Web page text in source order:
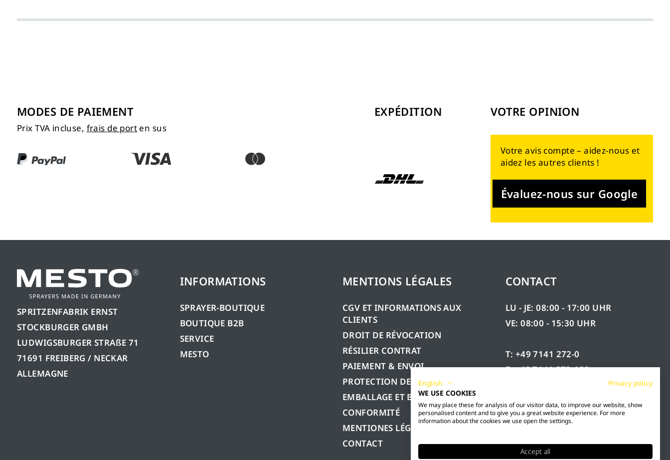
MODES DE PAIEMENT
Prix TVA incluse, frais de port en sus
EXPÉDITION VOTRE OPINION
Votre avis compte – aidez-nous et
aidez les autres clients !
Évaluez-nous sur Google
SPRITZENFABRIK ERNST
STOCKBURGER GMBH
LUDWIGSBURGER STRAßE 71
71691 FREIBERG / NECKAR
ALLEMAGNE
INFORMATIONS
SPRAYER-BOUTIQUE
BOUTIQUE B2B
SERVICE
MESTO
MENTIONS LÉGALES
CGV ET INFORMATIONS AUX
CLIENTS
DROIT DE RÉVOCATION
RÉSILIER CONTRAT
PAIEMENT & ENVOI
PROTECTION DES DONNÉES
EMBALLAGE ET BATTERIE
CONFORMITÉ
MENTIONES LÉGALES
CONTACT
CONTACT
LU - JE: 08:00 - 17:00 UHR
VE: 08:00 - 15:30 UHR
T: +49 7141 272-0
F: +49 7141 272-100
English
Privacy policy
WE USE COOKIES
We may place these for analysis of our visitor data, to improve our website, show
personalised content and to give you a great website experience. For more
information about the cookies we use open the settings.
Accept all